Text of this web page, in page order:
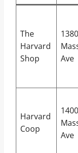
The
Harvard
Shop
1380
Ave
Harvard
Coop
1400
Ave